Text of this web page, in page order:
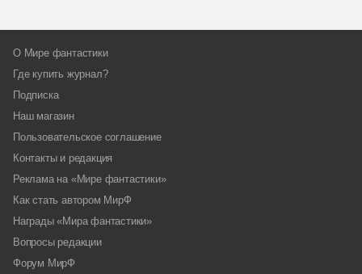
О Мире фантастики
Где купить журнал?
Подписка
Наш магазин
Пользовательское соглашение
Контакты и редакция
Реклама на «Мире фантастики»
Как стать автором МирФ
Награды «Мира фантастики»
Вопросы редакции
Форум МирФ